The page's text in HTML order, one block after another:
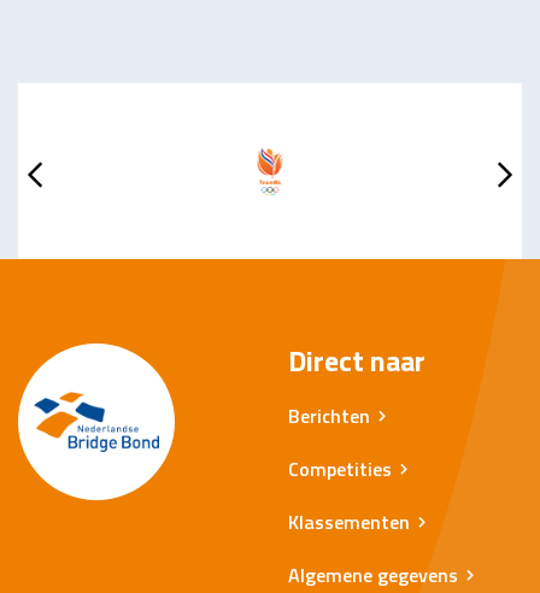
Direct naar
Berichten
Competities
Klassementen
Algemene gegevens